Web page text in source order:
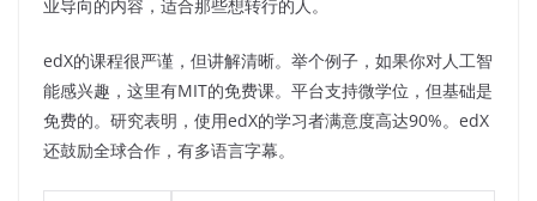
业导向的内容，适合那些想转行的人。
edX的课程很严谨，但讲解清晰。举个例子，如果你对人工智
能感兴趣，这里有MIT的免费课。平台支持微学位，但基础是
免费的。研究表明，使用edX的学习者满意度高达90%。edX
还鼓励全球合作，有多语言字幕。